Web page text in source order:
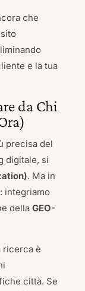
che
e la tua
da Chi
precisa del
digitale, si
. Ma in
integriamo
della GEO-
ricerca è
città. Se